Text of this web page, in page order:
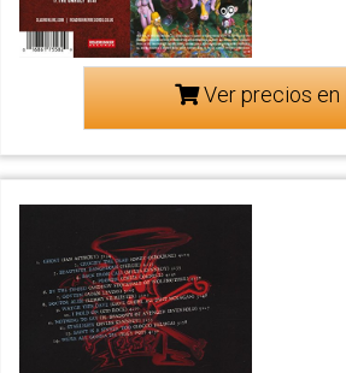
Ver precios en